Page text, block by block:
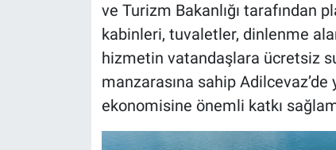
ve Turizm Bakanlığı tarafından
kabinleri, tuvaletler, dinlenme
hizmetin vatandaşlara ücretsiz
manzarasına sahip
ekonomisine önemli katkı